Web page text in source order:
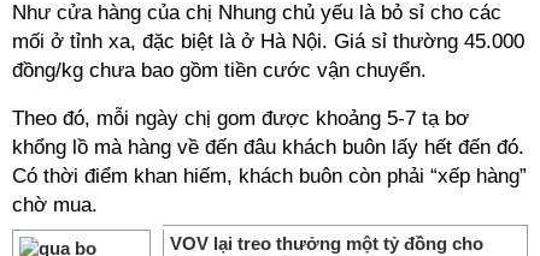
Như cửa hàng của chị Nhung chủ yếu là bỏ sỉ cho các
mối ở tỉnh xa, đặc biệt là ở Hà Nội. Giá sỉ thường 45.000
đồng/kg chưa bao gồm tiền cước vận chuyển.
Theo đó, mỗi ngày chị gom được khoảng 5-7 tạ bơ
khổng lồ mà hàng về đến đâu khách buôn lấy hết đến đó.
Có thời điểm khan hiếm, khách buôn còn phải “xếp hàng”
chờ mua.
VOV lại treo thưởng một tỷ đồng cho